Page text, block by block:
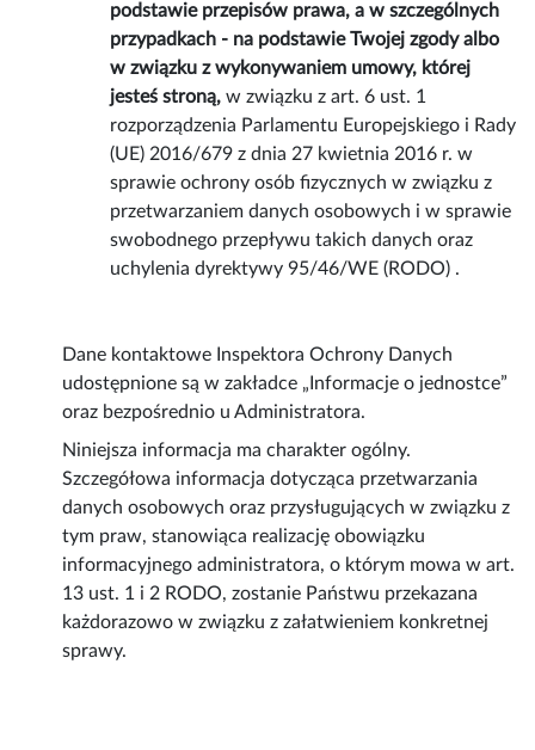
podstawie przepisów prawa, a w szczególnych
przypadkach - na podstawie Twojej zgody albo
w związku z wykonywaniem umowy, której
jesteś stroną,w związku z art. 6 ust. 1
rozporządzenia Parlamentu Europejskiego i Rady
(UE) 2016/679 z dnia 27 kwietnia 2016 r. w
sprawie ochrony osób fizycznych w związku z
przetwarzaniem danych osobowych i w sprawie
swobodnego przepływu takich danych oraz
uchylenia dyrektywy 95/46/WE (RODO) .
Dane kontaktowe Inspektora Ochrony Danych
udostępnione są w zakładce „Informacje o jednostce”
oraz bezpośrednio u Administratora.
Niniejsza informacja ma charakter ogólny.
Szczegółowa informacja dotycząca przetwarzania
danych osobowych oraz przysługujących w związku z
tym praw, stanowiąca realizację obowiązku
informacyjnego administratora, o którym mowa w art.
13 ust. 1 i 2 RODO, zostanie Państwu przekazana
każdorazowo w związku z załatwieniem konkretnej
sprawy.